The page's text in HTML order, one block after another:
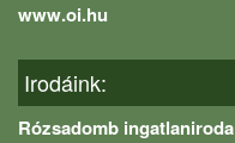
www.oi.hu
Irodáink:
Rózsadomb ingatlaniroda